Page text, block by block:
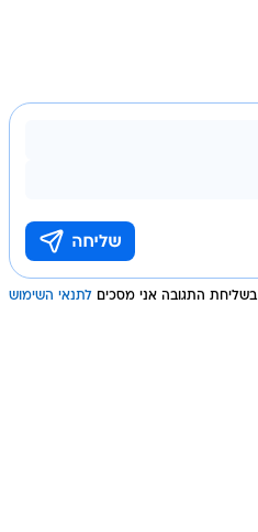
בשליחת התגובה אני מסכים לתנאי השימוש